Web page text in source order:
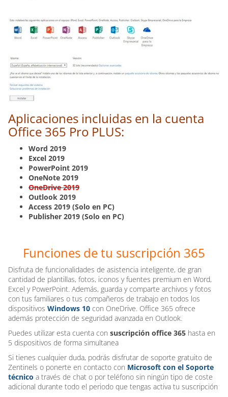
Aplicaciones incluidas en la cuenta
Office 365 Pro PLUS:
Word 2019
Excel 2019
PowerPoint 2019
OneNote 2019
OneDrive 2019
Outlook 2019
Access 2019 (Solo en PC)
Publisher 2019 (Solo en PC)
Funciones de tu suscripción 365
Disfruta de funcionalidades de asistencia inteligente, de gran
cantidad de plantillas, fotos, iconos y fuentes premium en Word,
Excel y PowerPoint. Además, guarda y comparte archivos y fotos
con tus familiares o tus compañeros de trabajo en todos los
dispositivos Windows 10 con OneDrive. Office 365 ofrece
además protección de seguridad avanzada en Outlook.
Puedes utilizar esta cuenta con suscripción office 365 hasta en
5 dispositivos de forma simultanea
Si tienes cualquier duda, podrás disfrutar de soporte gratuito de
Zentinels o ponerte en contacto con Microsoft con el Soporte
técnico a través de chat o por teléfono sin ningún tipo de coste
adicional durante todo el periodo que tengas activa tu suscripción